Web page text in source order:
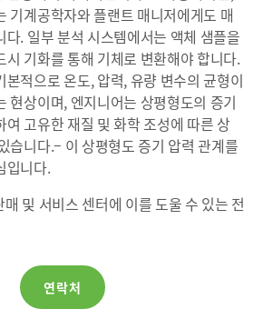
기계공학자와 플랜트 매니저에게도 매
다. 일부 분석 시스템에서는 액체 샘플을
시 기화를 통해 기체로 변환해야 합니다.
본적으로 온도, 압력, 유량 변수의 균형이
현상이며, 엔지니어는 상평형도의 증기
여 고유한 재질 및 화학 조성에 따른 상
습니다.– 이 상평형도 증기 압력 관계를
입니다.
및 서비스 센터에 이를 도울 수 있는 전
연락처